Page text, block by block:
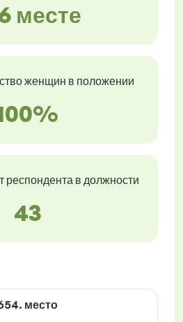
месте
женщин в положении
респондента в должности
43
место